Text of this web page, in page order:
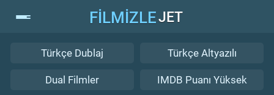
FİLMİZLEJET
Türkçe Dublaj Türkçe Altyazılı
Dual Filmler IMDB Puanı Yüksek